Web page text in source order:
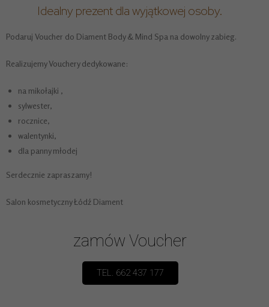
Idealny prezent dla wyjątkowej osoby.
Podaruj Voucher do Diament Body & Mind Spa na dowolny zabieg.
Realizujemy Vouchery dedykowane:
na mikołajki ,
sylwester,
rocznice,
walentynki,
dla panny młodej
Serdecznie zapraszamy!
Salon kosmetyczny Łódź Diament
zamów Voucher
TEL. 662 437 177